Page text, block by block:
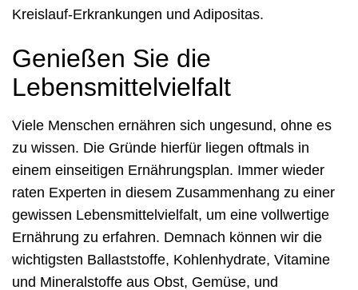
Kreislauf-Erkrankungen und Adipositas.
Genießen Sie die
Lebensmittelvielfalt
Viele Menschen ernähren sich ungesund, ohne es
zu wissen. Die Gründe hierfür liegen oftmals in
einem einseitigen Ernährungsplan. Immer wieder
raten Experten in diesem Zusammenhang zu einer
gewissen Lebensmittelvielfalt, um eine vollwertige
Ernährung zu erfahren. Demnach können wir die
wichtigsten Ballaststoffe, Kohlenhydrate, Vitamine
und Mineralstoffe aus Obst, Gemüse, und